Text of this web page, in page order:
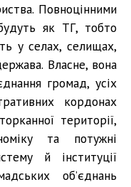
Повноцінними
як ТГ, тобто
у селах, селищах,
Власне, вона
громад, усіх
кордонах
території,
та потужні
й інституції
об’єднань